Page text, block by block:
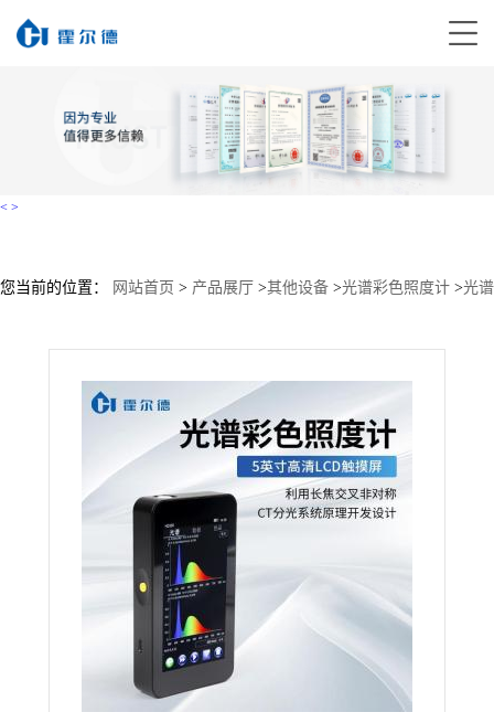
< >
您当前的位置： 网站首页 > 产品展厅 >其他设备 >光谱彩色照度计 >光谱